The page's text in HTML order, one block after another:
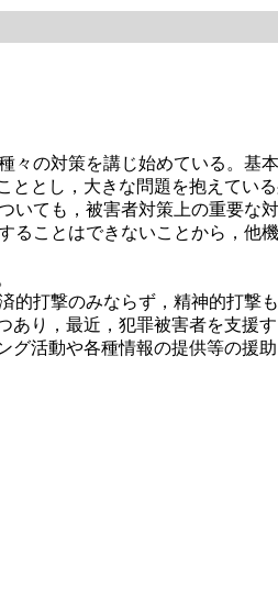
の対策を講じ始めている。基
とし，大きな問題を抱えてい
ても，被害者対策上の重要な
ことはできないことから，他
打撃のみならず，精神的打撃
り，最近，犯罪被害者を支援
活動や各種情報の提供等の援助